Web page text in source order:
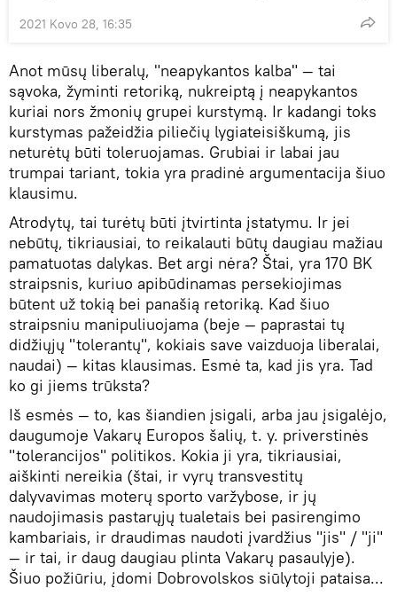
2021 Kovo 28, 16:35
Anot mūsų liberalų, "neapykantos kalba" — tai
sąvoka, žyminti retoriką, nukreiptą į neapykantos
kuriai nors žmonių grupei kurstymą. Ir kadangi toks
kurstymas pažeidžia piliečių lygiateisiškumą, jis
neturėtų būti toleruojamas. Grubiai ir labai jau
trumpai tariant, tokia yra pradinė argumentacija šiuo
klausimu.
Atrodytų, tai turėtų būti įtvirtinta įstatymu. Ir jei
nebūtų, tikriausiai, to reikalauti būtų daugiau mažiau
pamatuotas dalykas. Bet argi nėra? Štai, yra 170 BK
straipsnis, kuriuo apibūdinamas persekiojimas
būtent už tokią bei panašią retoriką. Kad šiuo
straipsniu manipuliuojama (beje — paprastai tų
didžiųjų "tolerantų", kokiais save vaizduoja liberalai,
naudai) — kitas klausimas. Esmė ta, kad jis yra. Tad
ko gi jiems trūksta?
Iš esmės — to, kas šiandien įsigali, arba jau įsigalėjo,
daugumoje Vakarų Europos šalių, t. y. priverstinės
"tolerancijos" politikos. Kokia ji yra, tikriausiai,
aiškinti nereikia (štai, ir vyrų transvestitų
dalyvavimas moterų sporto varžybose, ir jų
naudojimasis pastarųjų tualetais bei pasirengimo
kambariais, ir draudimas naudoti įvardžius "jis" / "ji"
— ir tai, ir daug daugiau plinta Vakarų pasaulyje).
Šiuo požiūriu, įdomi Dobrovolskos siūlytoji pataisa...